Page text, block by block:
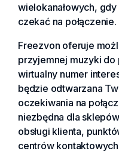
wielokanałowych,
czekać na połączenie.
Freezvon oferuje
przyjemnej muzyki do
wirtualny numer
będzie odtwarzana
oczekiwania na
niezbędna dla
obsługi klienta,
centrów